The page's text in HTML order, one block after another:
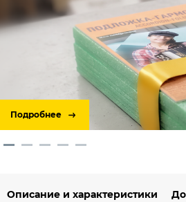
Подробнее
Описание и характеристики